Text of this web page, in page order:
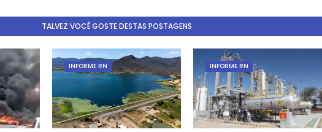
TALVEZ VOCÊ GOSTE DESTAS POSTAGENS
INFORME RN INFORME RN